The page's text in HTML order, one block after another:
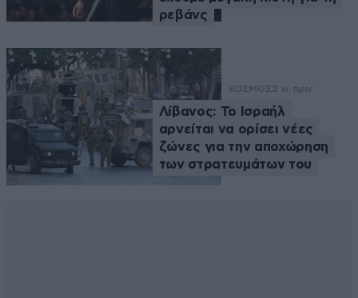
ρεβάνς
ΚΟΣΜΟΣ2 ω. πριν
Λίβανος: Το Ισραήλ
αρνείται να ορίσει νέες
ζώνες για την αποχώρηση
των στρατευμάτων του